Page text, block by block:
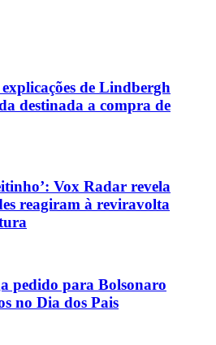
de Lindbergh
destinada a compra de
Vox Radar revela
reagiram à reviravolta
pedido para Bolsonaro
no Dia dos Pais